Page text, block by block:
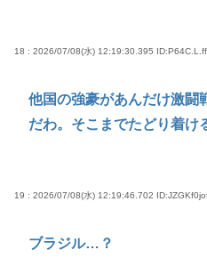
18 : 2026/07/08(水) 12:19:30.395 ID:P64C.L.ff
他国の強豪があんだけ激闘
だわ。そこまでたどり着け
19 : 2026/07/08(水) 12:19:46.702
ブラジル…？